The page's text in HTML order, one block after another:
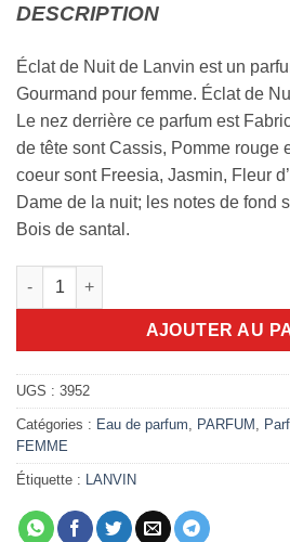
DESCRIPTION
Éclat de Nuit de Lanvin est un
Gourmand pour femme. Éclat de
Le nez derrière ce parfum est
de tête sont Cassis, Pomme rouge
coeur sont Freesia, Jasmin, Fleur
Dame de la nuit; les notes de fond
Bois de santal.
quantité de Éclat de Nuit Lanvin
AJOUTER AU
UGS : 3952
Catégories : Eau de parfum PARFUM
FEMME
Étiquette : LANVIN